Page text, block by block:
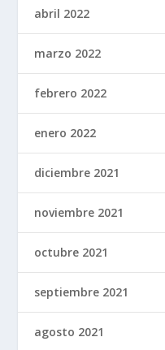
abril 2022
marzo 2022
febrero 2022
enero 2022
diciembre 2021
noviembre 2021
octubre 2021
septiembre 2021
agosto 2021